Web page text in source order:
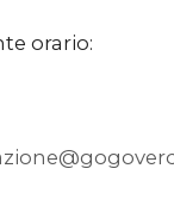
orario: